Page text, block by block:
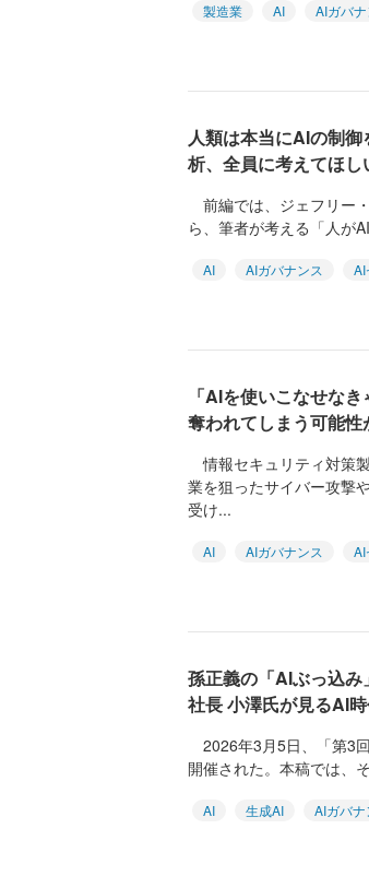
製造業 AI AIガバナ
人類は本当にAIの制
析、全員に考えてほ
前編では、ジェフリー
ら、筆者が考える「人が
AI AIガバナンス AI
「AIを使いこなせな
奪われてしまう可能性
情報セキュリティ対策
業を狙ったサイバー攻撃
受け...
AI AIガバナンス AI
孫正義の「AIぶっ込
社長 小澤氏が見るAI
2026年3月5日、「第3
開催された。本稿では、
AI 生成AI AIガバナ